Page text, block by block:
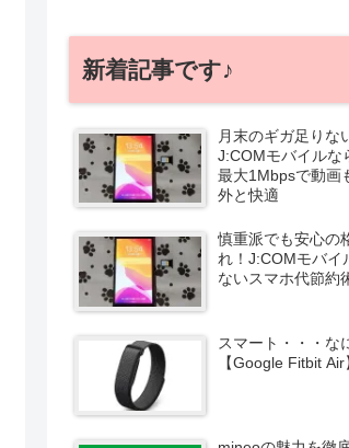
新着記事です♪
月末のギガ足りな
J:COMモバイルな
最大1Mbpsで動画
外と快適
慎重派でも安心の
れ！J:COMモバイ
ないスマホ代節約
スマート・・・な
【Google Fitbit Air